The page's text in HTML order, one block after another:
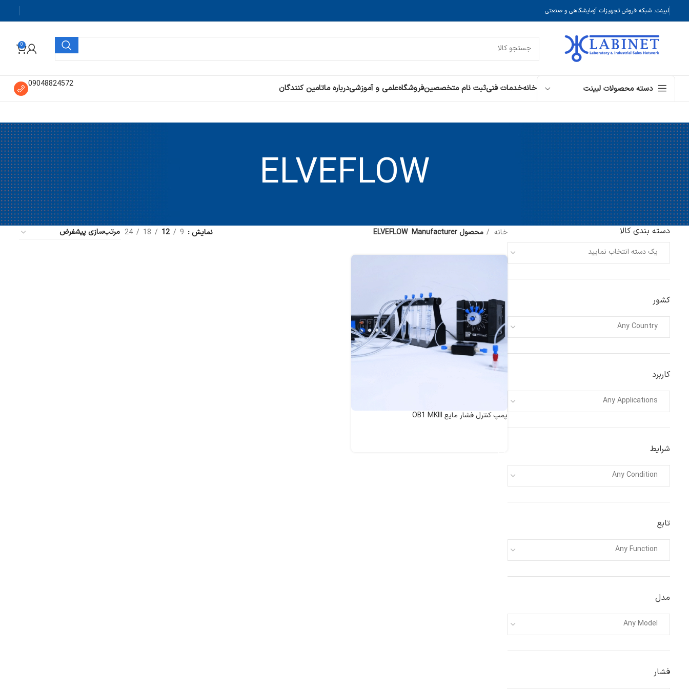
لبینت: شبکه فروش تجهیزات آزمایشگاهی و صنعتی
0
دسته محصولات لبینت خانهخدمات فنیثبت نام متخصصینفروشگاهعلمی و آموزشیدرباره ماتامین کنندگان 09048824572
ELVEFLOW
دسته بندی کالا
یک دسته انتخاب نمایید
کشور
Any Country
کاربرد
Any Applications
شرایط
Any Condition
تابع
Any Function
مدل
Any Model
فشار
خانه محصول Manufacturer ELVEFLOW نمایش 9
12
18
24
پمپ کنترل فشار مایع OB1 MKIII